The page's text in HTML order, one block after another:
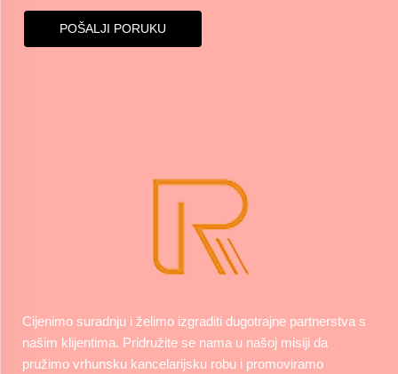
POŠALJI PORUKU
Cijenimo suradnju i želimo izgraditi dugotrajne partnerstva s
našim klijentima. Pridružite se nama u našoj misiji da
pružimo vrhunsku kancelarijsku robu i promoviramo